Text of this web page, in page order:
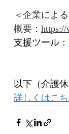
＜企業によ
概要： https://
支援ツール：
以下（介護
詳しくはこち